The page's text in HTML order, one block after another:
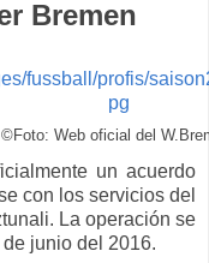
Bremen
©Foto: Web oficial del
un acuerdo
con los servicios del
La operación se
junio del 2016.